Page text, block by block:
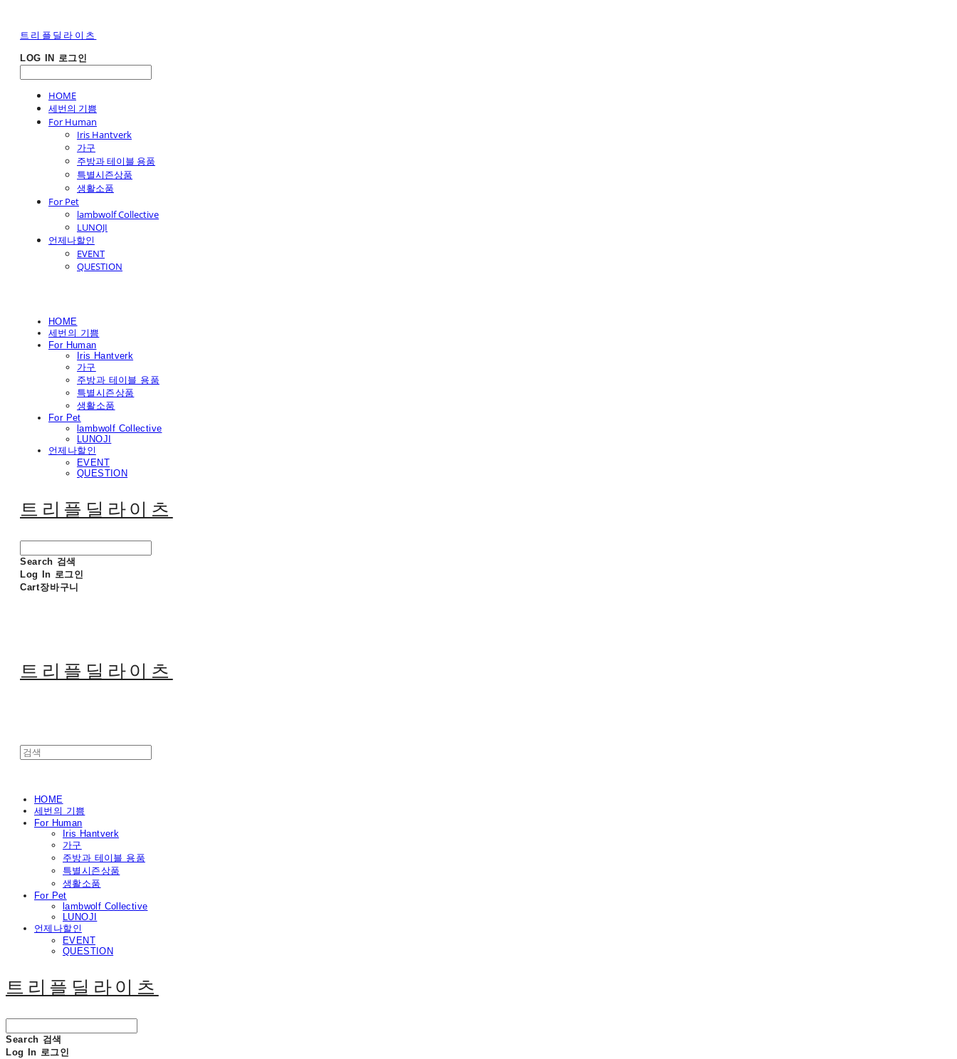
트리플딜라이츠
LOG IN 로그인
HOME
세번의 기쁨
For Human
Iris Hantverk
가구
주방과 테이블 용품
특별시즌상품
생활소품
For Pet
lambwolf Collective
LUNOJI
언제나할인
EVENT
QUESTION
HOME
세번의 기쁨
For Human
Iris Hantverk
가구
주방과 테이블 용품
특별시즌상품
생활소품
For Pet
lambwolf Collective
LUNOJI
언제나할인
EVENT
QUESTION
트리플딜라이츠
Search 검색
Log In 로그인
Cart장바구니
트리플딜라이츠
HOME
세번의 기쁨
For Human
Iris Hantverk
가구
주방과 테이블 용품
특별시즌상품
생활소품
For Pet
lambwolf Collective
LUNOJI
언제나할인
EVENT
QUESTION
트리플딜라이츠
Search 검색
Log In 로그인